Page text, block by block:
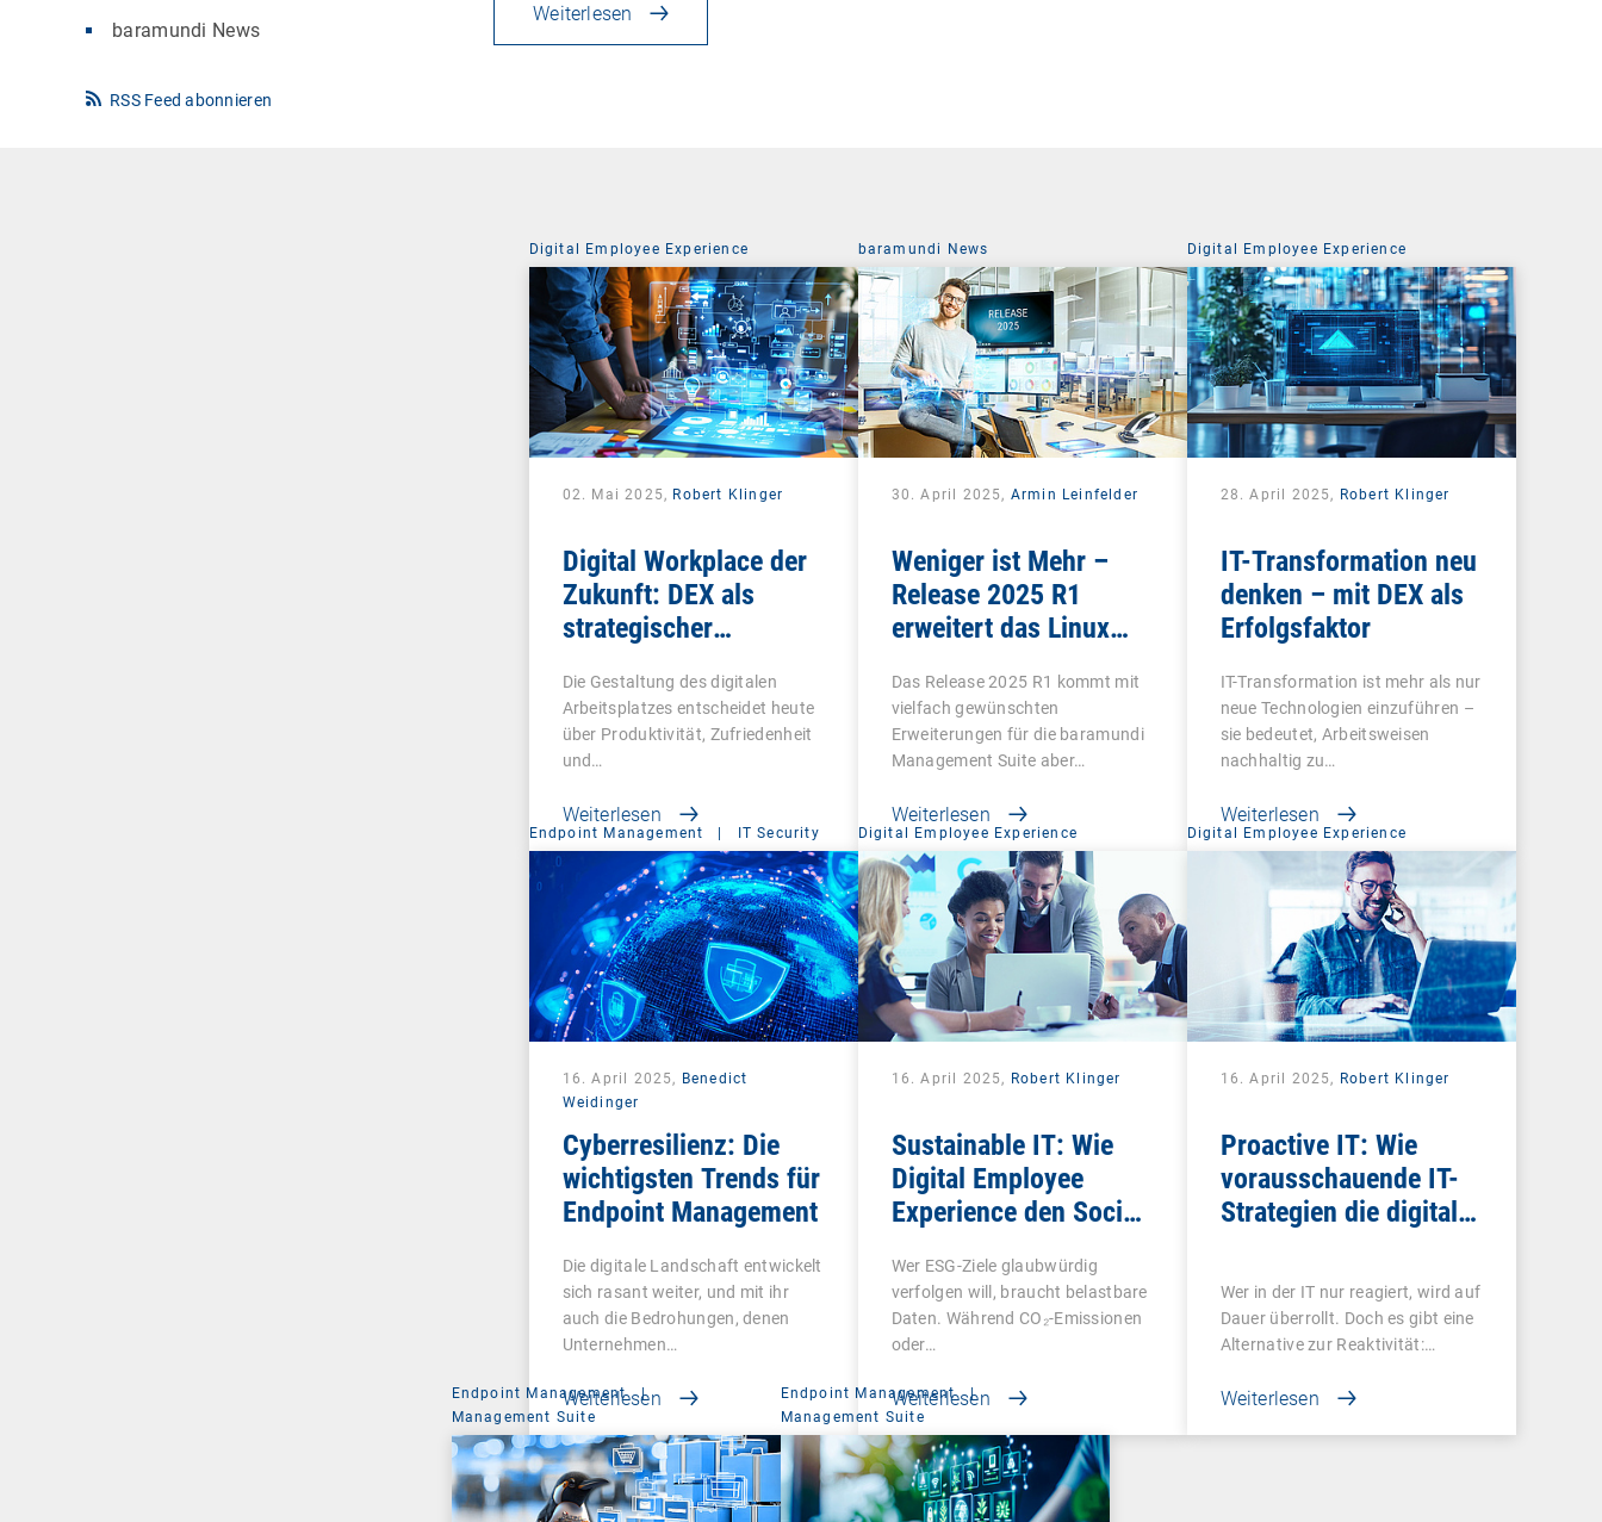
baramundi News
RSS Feed abonnieren
Weiterlesen
Digital Employee Experience
02. Mai 2025, Robert Klinger
Digital Workplace der
Zukunft: DEX als
strategischer
Unternehmen
Die Gestaltung des digitalen
Arbeitsplatzes entscheidet heute
über Produktivität, Zufriedenheit
und…
Weiterlesen
baramundi News
30. April 2025, Armin Leinfelder
Weniger ist Mehr –
Release 2025 R1
erweitert das Linux
macht Schluss mit
Altlasten
Das Release 2025 R1 kommt mit
vielfach gewünschten
Erweiterungen für die baramundi
Management Suite aber…
Weiterlesen
Digital Employee Experience
28. April 2025, Robert Klinger
IT-Transformation neu
denken – mit DEX als
Erfolgsfaktor
IT-Transformation ist mehr als nur
neue Technologien einzuführen –
sie bedeutet, Arbeitsweisen
nachhaltig zu…
Weiterlesen
Endpoint Management | IT Security
16. April 2025, Benedict
Weidinger
Cyberresilienz: Die
wichtigsten Trends für
Endpoint Management
Die digitale Landschaft entwickelt
sich rasant weiter, und mit ihr
auch die Bedrohungen, denen
Unternehmen…
Weiterlesen
Digital Employee Experience
16. April 2025, Robert Klinger
Sustainable IT: Wie
Digital Employee
Experience den Social-
macht
Wer ESG-Ziele glaubwürdig
verfolgen will, braucht belastbare
Daten. Während CO₂-Emissionen
oder…
Weiterlesen
Digital Employee Experience
16. April 2025, Robert Klinger
Proactive IT: Wie
vorausschauende IT-
Strategien die digitale
revolutionieren
Wer in der IT nur reagiert, wird auf
Dauer überrollt. Doch es gibt eine
Alternative zur Reaktivität:…
Weiterlesen
Endpoint Management
|
Management Suite
Endpoint Management
|
Management Suite